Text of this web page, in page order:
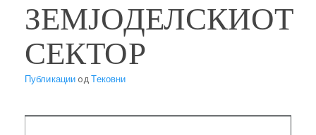
ЗЕМЈОДЕЛСКИОТ
СЕКТОР
Публикации одТековни